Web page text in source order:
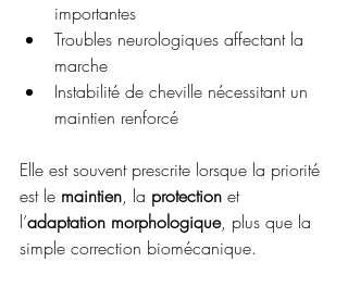
importantes
Troubles neurologiques affectant la
marche
Instabilité de cheville nécessitant un
maintien renforcé
Elle est souvent prescrite lorsque la priorité
est le maintien, la protection et
l’adaptation morphologique, plus que la
simple correction biomécanique.